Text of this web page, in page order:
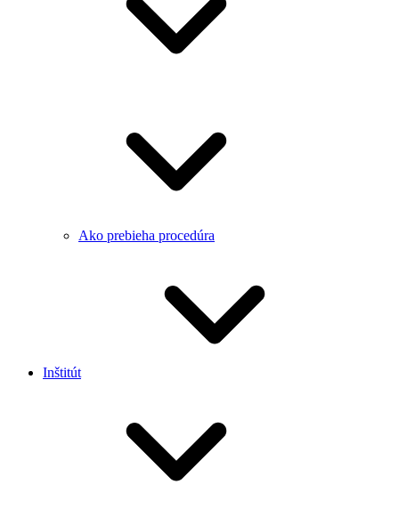
Ako prebieha procedúra
Inštitút